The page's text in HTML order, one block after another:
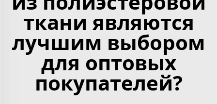
ткани являются
лучшим выбором
для оптовых
покупателей?